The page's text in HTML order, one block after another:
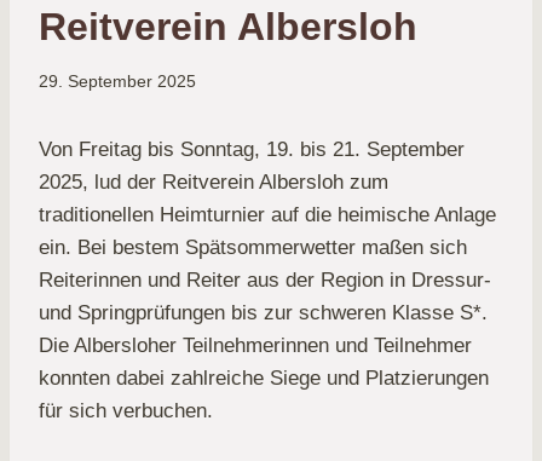
Reitverein Albersloh
29. September 2025
Von Freitag bis Sonntag, 19. bis 21. September
2025, lud der Reitverein Albersloh zum
traditionellen Heimturnier auf die heimische Anlage
ein. Bei bestem Spätsommerwetter maßen sich
Reiterinnen und Reiter aus der Region in Dressur-
und Springprüfungen bis zur schweren Klasse S*.
Die Albersloher Teilnehmerinnen und Teilnehmer
konnten dabei zahlreiche Siege und Platzierungen
für sich verbuchen.